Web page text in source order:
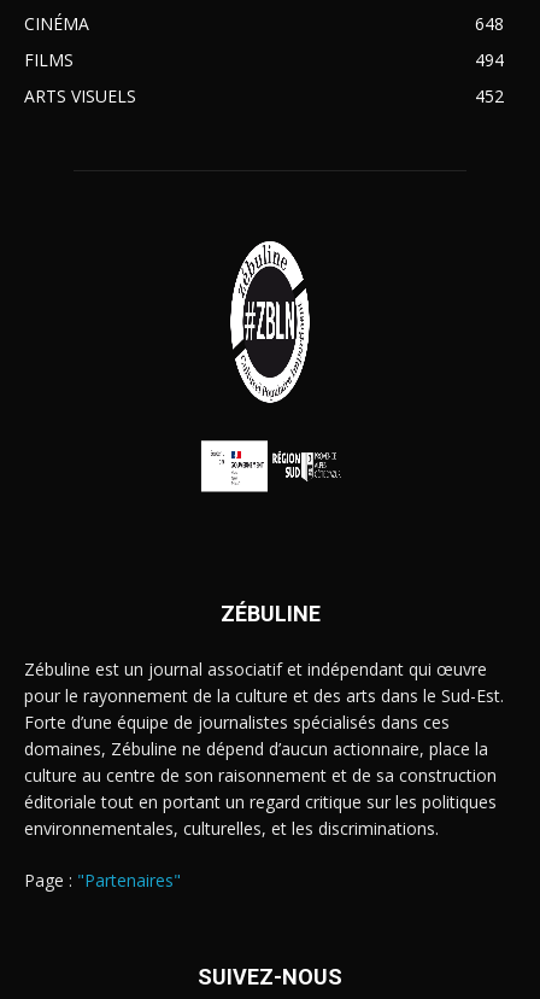
CINÉMA
648
FILMS
494
ARTS VISUELS
452
ZÉBULINE
Zébuline est un journal associatif et indépendant qui œuvre
pour le rayonnement de la culture et des arts dans le Sud-Est.
Forte d’une équipe de journalistes spécialisés dans ces
domaines, Zébuline ne dépend d’aucun actionnaire, place la
culture au centre de son raisonnement et de sa construction
éditoriale tout en portant un regard critique sur les politiques
environnementales, culturelles, et les discriminations.
Page : "Partenaires"
SUIVEZ-NOUS